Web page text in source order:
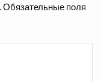
Обязательные поля